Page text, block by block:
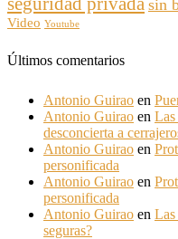
sin
Video Youtube
Últimos comentarios
Antonio Guirao en
Antonio Guirao en Las
desconcierta a
Antonio Guirao en
personificada
Antonio Guirao en
personificada
Antonio Guirao en Las
seguras?